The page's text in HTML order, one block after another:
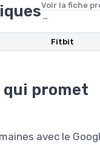
Voir la fiche
→
‎Fitbit
qui promet
avec le